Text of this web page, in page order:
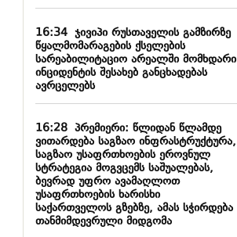
16:34ჯივიპი რუსთაველის გამზირზე
წყალმომარაგების ქსელების
სარეაბილიტაციო არეალში მომხდარი
ინციდენტის შესახებ განცხადებას
ავრცელებს
16:28პრემიერი: წლიდან წლამდე
ვითარდება საგზაო ინფრასტრუქტურა,
საგზაო უსაფრთხოების ეროვნულ
სტრატეგია მოგვცემს საშუალებას,
ბევრად უფრო ავამაღლოთ
უსაფრთხოების ხარისხი
საქართველოს გზებზე, ამას სჭირდება
თანმიმდევრული მიდგომა